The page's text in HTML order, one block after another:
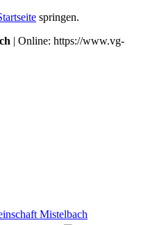
springen.
| Online: https://www.vg-